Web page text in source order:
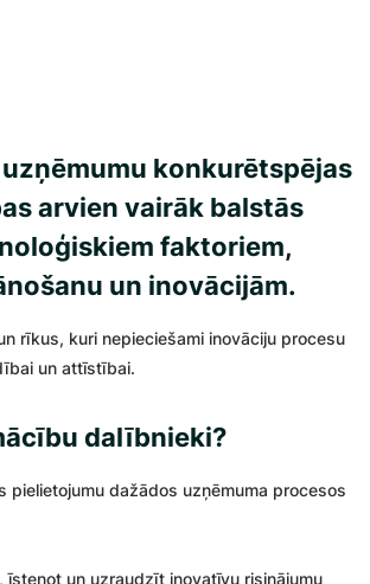
konkurētspējas
arvien vairāk balstās
faktoriem,
un inovācijām.
rīkus, kuri nepieciešami inovāciju procesu
un attīstībai.
dalībnieki?
pielietojumu dažādos uzņēmuma procesos
īstenot un uzraudzīt inovatīvu risinājumu